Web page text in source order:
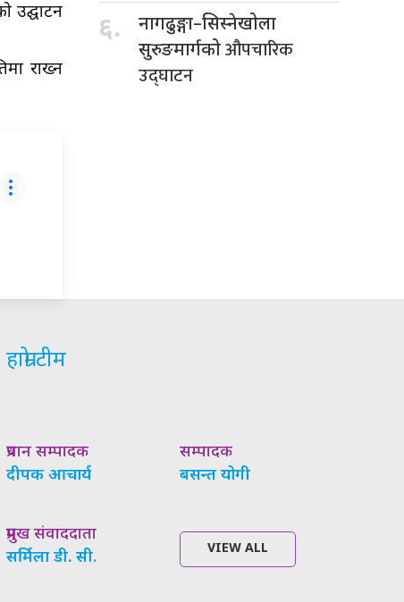
उद्घाटन
राख्न
६.
नागढुङ्गा–सिस्नेखोला
सुरुङमार्गकोऔपचारिक
उद्घाटन
हाम्रो टीम
प्रधान सम्पादक
दीपक आचार्य
सम्पादक
बसन्त योगी
प्रमुख संवाददाता
सर्मिला डी. सी.
VIEW ALL